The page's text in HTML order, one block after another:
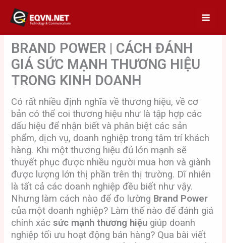
content
BRAND POWER | CÁCH ĐÁNH
GIÁ SỨC MẠNH THƯƠNG HIỆU
TRONG KINH DOANH
Có rất nhiều định nghĩa về thương hiệu, về cơ
bản có thể coi thương hiệu như là tập hợp các
dấu hiệu để nhận biết và phân biệt các sản
phẩm, dịch vụ, doanh nghiệp trong tâm trí khách
hàng. Khi một thương hiệu đủ lớn mạnh sẽ
thuyết phục được nhiều người mua hơn và giành
được lượng lớn thị phần trên thị trường. Dĩ nhiên
là tất cả các doanh nghiệp đều biết như vậy.
Nhưng làm cách nào để đo lường Brand Power
của một doanh nghiệp? Làm thế nào để đánh giá
chính xácsức mạnh thương hiệu giúp doanh
nghiệp tối ưu hoạt động bán hàng? Qua bài viết